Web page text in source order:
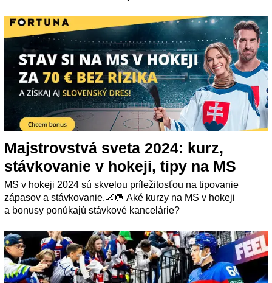
Majstrovstvá sveta 2024: kurz,
stávkovanie v hokeji, tipy na MS
MS v hokeji 2024 sú skvelou príležitosťou na tipovanie
zápasov a stávkovanie.🏒🥅 Aké kurzy na MS v hokeji
a bonusy ponúkajú stávkové kancelárie?